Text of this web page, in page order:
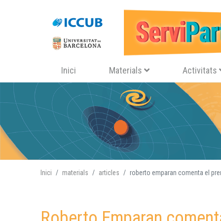
Navegació principal
Inici Materials Activitats
Inici materials articles roberto emparan comenta el